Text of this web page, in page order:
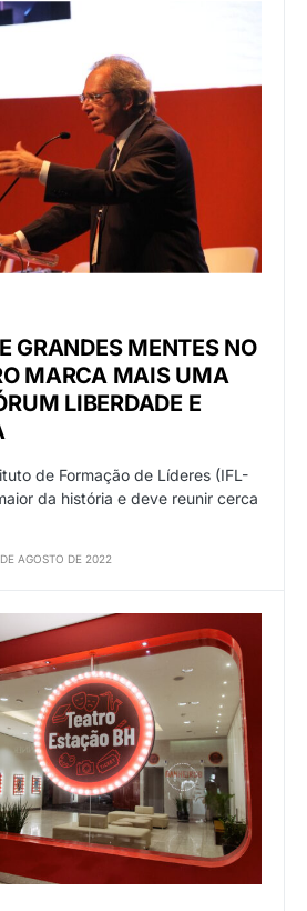
GRANDES MENTES NO
MARCA MAIS UMA
LIBERDADE E
de Formação de Líderes (IFL-
da história e deve reunir cerca
AGOSTO DE 2022